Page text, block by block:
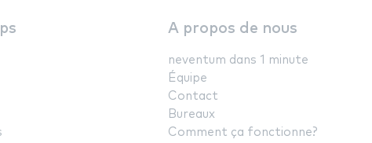
A propos de nous
neventum dans 1 minute
Équipe
Contact
Bureaux
Comment ça fonctionne?